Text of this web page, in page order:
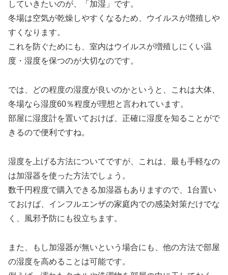
していきたいのが、「加湿」です。
冬場は空気が乾燥しやすくなるため、ウイルスが増殖しや
すくなります。
これを防ぐためにも、室内はウイルスが増殖しにくい温
度・湿度を保つのが大切なのです。
では、どの程度の湿度が良いのかというと、これは大体、
冬場なら湿度60％程度が理想と言われています。
部屋に湿度計を置いておけば、正確に湿度を知ることがで
きるので便利ですね。
湿度を上げる方法についてですが、これは、最も手軽なの
は加湿器を使った方法でしょう。
数千円程度で購入できる加湿器もありますので、1台置い
ておけば、インフルエンザの家庭内での感染対策だけでな
く、風邪予防にも役立ちます。
また、もし加湿器が無いという場合にも、他の方法で部屋
の湿度を高めることは可能です。